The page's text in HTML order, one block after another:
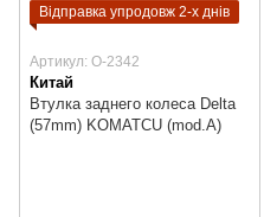
Відправка упродовж 2-х днів
Артикул: O-2342
Китай
Втулка заднего колеса Delta
(57mm) KOMATCU (mod.A)